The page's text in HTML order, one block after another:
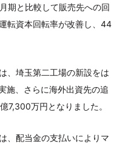
期と比較して販売先への回
転資本回転率が改善し、44
、埼玉第二工場の新設をは
施、さらに海外出資先の追
7,300万円となりました。
、配当金の支払いによりマ